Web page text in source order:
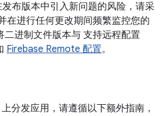
布版本中引入新问题的风险，请采
在进行任何更改期间频繁监控您的
二进制文件版本与 支持远程配置
Firebase Remote 配置。
分发应用，请遵循以下额外指南，